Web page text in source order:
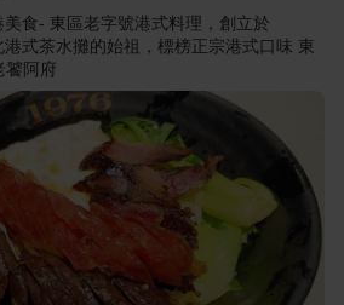
食- 東區老字號港式料理，創立於
式茶水攤的始祖，標榜正宗港式口味 東
饕阿府